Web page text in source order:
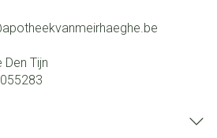
apotheekvanmeirhaeghe.be
Den Tijn